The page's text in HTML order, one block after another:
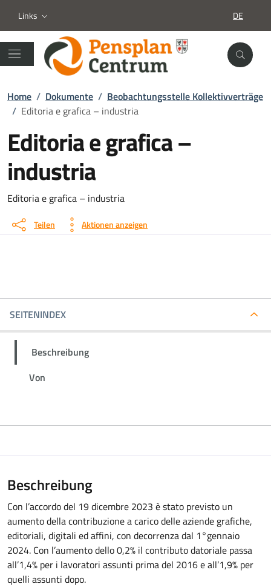
Links DE
Home / Dokumente / Beobachtungsstelle Kollektivverträge
/ Editoria e grafica – industria
Editoria e grafica –
industria
Dokument details
Editoria e grafica – industria
Teilen Aktionen anzeigen
SEITENINDEX
Beschreibung
Von
Beschreibung
Con l’accordo del 19 dicembre 2023 è stato previsto un
aumento della contribuzione a carico delle aziende grafiche,
editoriali, digitali ed affini, con decorrenza dal 1°gennaio
2024. Con l’aumento dello 0,2% il contributo datoriale passa
all’1,4% per i lavoratori assunti prima del 2016 e all’1,9% per
quelli assunti dopo.